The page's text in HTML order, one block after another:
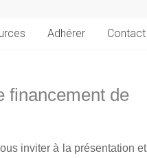
Adhérer Contact
financement de
inviter à la présentation et